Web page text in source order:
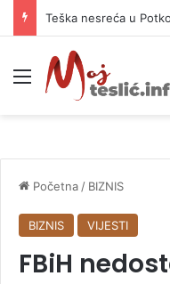
Teška nesreća u
Meni
Početna / BIZNIS
BIZNIS VIJESTI
FBiH